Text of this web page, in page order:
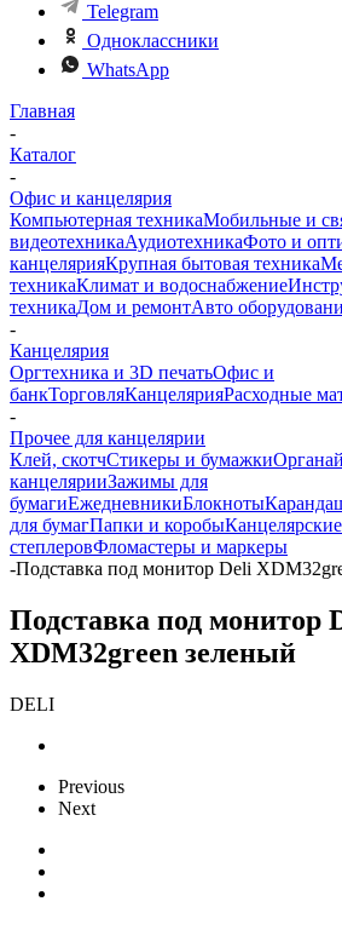
Telegram
Одноклассники
WhatsApp
Главная
-
Каталог
-
Офис и канцелярия
Компьютерная техникаМобильные и
видеотехникаАудиотехникаФото и
канцелярияКрупная бытовая техника
техникаКлимат и водоснабжение
техникаДом и ремонтАвто
-
Канцелярия
Оргтехника и 3D печатьОфис и
банкТорговляКанцелярияРасходные
-
Прочее для канцелярии
Клей, скотчСтикеры и бумажки
канцелярииЗажимы для
бумагиЕжедневникиБлокноты
для бумагПапки и коробы
степлеровФломастеры и маркеры
-Подставка под монитор Deli
Подставка под монитор
XDM32green зеленый
DELI
Previous
Next